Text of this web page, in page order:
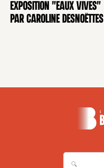
EXPOSITION
Exposition "Eaux Vives"
par Caroline Desnoëttes